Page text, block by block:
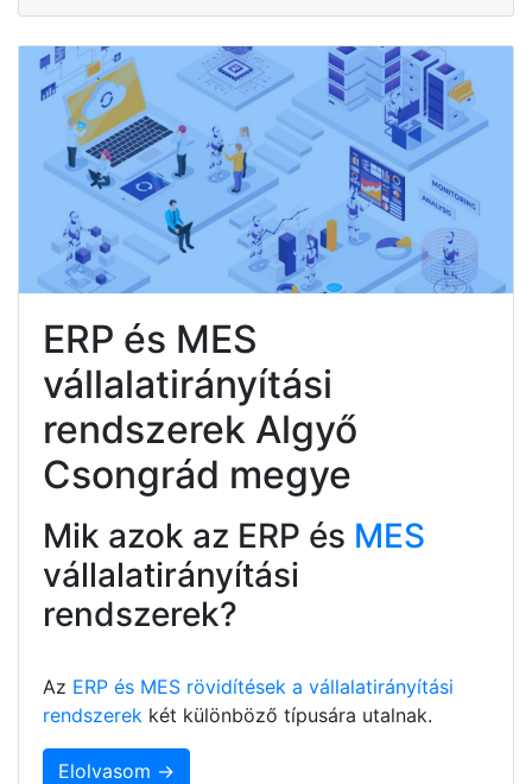
ERP és MES
vállalatirányítási
rendszerek Algyő
Csongrád megye
Mik azok az ERP és MES
vállalatirányítási
rendszerek?
Az ERP és MES rövidítések a vállalatirányítási
rendszerek két különböző típusára utalnak.
Elolvasom →